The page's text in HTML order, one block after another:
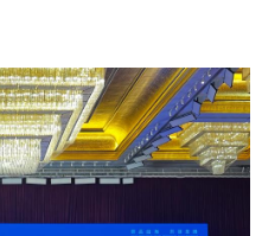
银龄 溯源中国
能源 会展
时尚 悦读
上市公司